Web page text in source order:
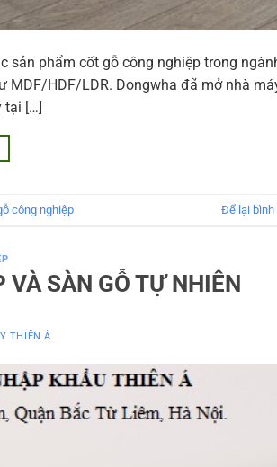
sản phẩm cốt gỗ công nghiệp trong
MDF/HDF/LDR. Dongwha đã mở nhà
tại […]
công nghiệp Để lại bình
VÀ SÀN GỖ TỰ NHIÊN
THIÊN Á